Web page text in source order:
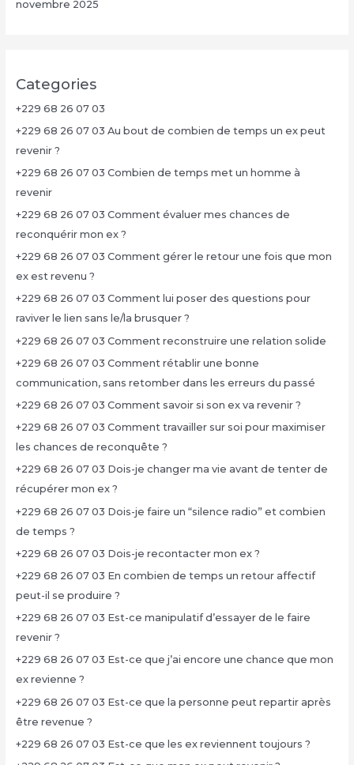
novembre 2025
Categories
+229 68 26 07 03
+229 68 26 07 03 Au bout de combien de temps un ex peut
revenir ?
+229 68 26 07 03 Combien de temps met un homme à
revenir
+229 68 26 07 03 Comment évaluer mes chances de
reconquérir mon ex ?
+229 68 26 07 03 Comment gérer le retour une fois que mon
ex est revenu ?
+229 68 26 07 03 Comment lui poser des questions pour
raviver le lien sans le/la brusquer ?
+229 68 26 07 03 Comment reconstruire une relation solide
+229 68 26 07 03 Comment rétablir une bonne
communication, sans retomber dans les erreurs du passé
+229 68 26 07 03 Comment savoir si son ex va revenir ?
+229 68 26 07 03 Comment travailler sur soi pour maximiser
les chances de reconquête ?
+229 68 26 07 03 Dois-je changer ma vie avant de tenter de
récupérer mon ex ?
+229 68 26 07 03 Dois-je faire un “silence radio” et combien
de temps ?
+229 68 26 07 03 Dois-je recontacter mon ex ?
+229 68 26 07 03 En combien de temps un retour affectif
peut-il se produire ?
+229 68 26 07 03 Est-ce manipulatif d’essayer de le faire
revenir ?
+229 68 26 07 03 Est-ce que j’ai encore une chance que mon
ex revienne ?
+229 68 26 07 03 Est-ce que la personne peut repartir après
être revenue ?
+229 68 26 07 03 Est-ce que les ex reviennent toujours ?